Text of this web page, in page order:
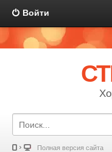
Войти
Полная версия сайта